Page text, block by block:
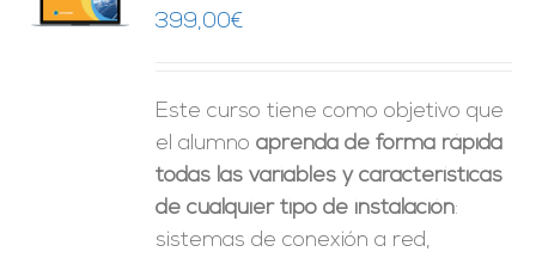
399,00€
Este curso tiene como objetivo que
el alumnoaprenda de forma rápida
todas las variables y características
de cualquier tipo de instalación:
sistemas de conexión a red,